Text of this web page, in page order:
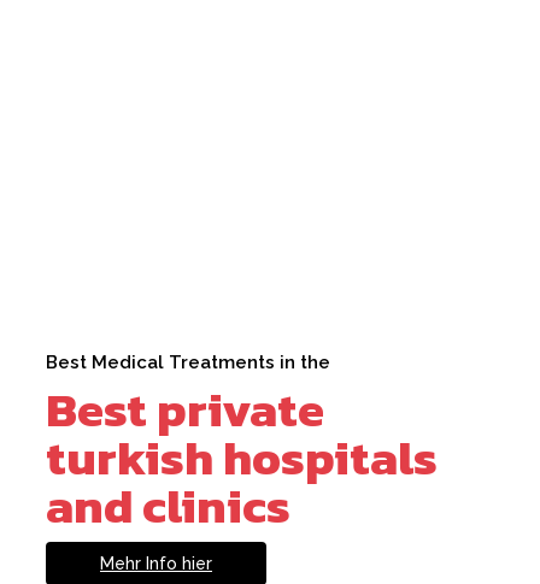
Best Medical Treatments in the
Best private
turkish hospitals
and clinics
Mehr Info hier